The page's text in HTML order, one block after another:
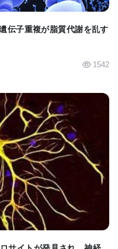
士によると、チー
減らすことに成功
善し、寿命が延び
のこれらの有害な糖
のつながりに作用す
後押しし、病気の進
希望をもたらしてい
た治療の恩恵を受け
定するのに役立つバ
ています 。
伝子重複が脂質代謝を乱す
1542
JP